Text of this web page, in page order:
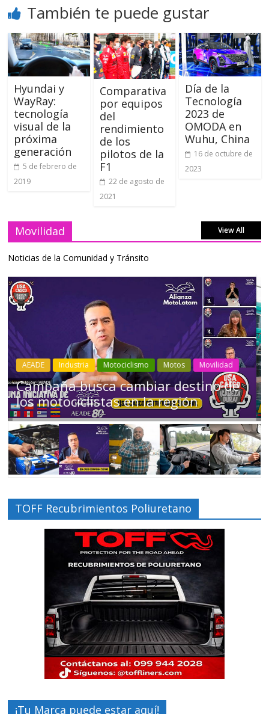
También te puede gustar
Hyundai y
WayRay:
tecnología
visual de la
próxima
generación
5 de febrero de
2019
Comparativa
por equipos
del
rendimiento
de los
pilotos de la
F1
22 de agosto de
2021
Día de la
Tecnología
2023 de
OMODA en
Wuhu, China
16 de octubre de
2023
Movilidad View All
Noticias de la Comunidad y Tránsito
Industria Movilidad Transporte Varios
Choferes profesionales mantienen a
Ecuador en movimiento
TOFF Recubrimientos Poliuretano
¡Tu Marca puede estar aquí!